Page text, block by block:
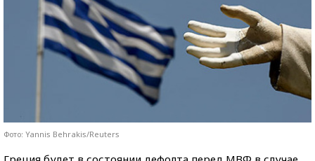
Фото: Yannis Behrakis/Reuters